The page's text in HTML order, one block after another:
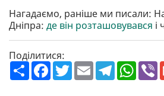
Нагадаємо, раніше ми писали:
Дніпра: де він розташовувався і
Поділитися:
П
о
ш
F
a
c
T
w
E
m
a
T
e
W
h
a
V
b